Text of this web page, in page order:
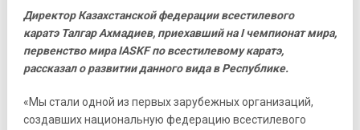
Директор Казахстанской федерации всестилевого
каратэ Талгар Ахмадиев, приехавший наI чемпионат мира,
первенство мираIASKF по всестилевому каратэ,
рассказал о развитии данного вида в Республике.
«Мы стали одной из первых зарубежных организаций,
создавших национальную федерацию всестилевого